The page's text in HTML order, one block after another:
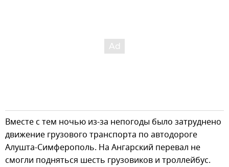
Вместе с тем ночью из-за непогоды было затруднено
движение грузового транспорта по автодороге
Алушта-Симферополь. На Ангарский перевал не
смогли подняться шесть грузовиков и троллейбус.